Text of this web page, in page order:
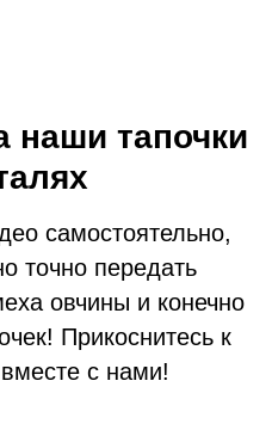
наши тапочки
самостоятельно,
точно передать
овчины и конечно
Прикоснитесь к
с нами!